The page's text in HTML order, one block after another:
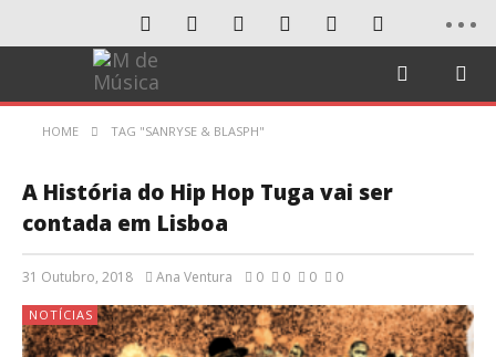
HOME TAG "SANRYSE & BLASPH"
A História do Hip Hop Tuga vai ser
contada em Lisboa
31 Outubro, 2018 Ana Ventura 0 0 0 0
NOTÍCIAS